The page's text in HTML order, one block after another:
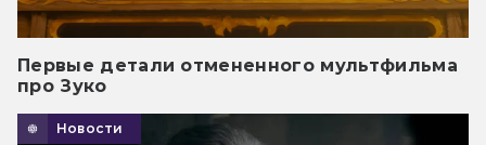
Первые детали отмененного мультфильма
про Зуко
Новости